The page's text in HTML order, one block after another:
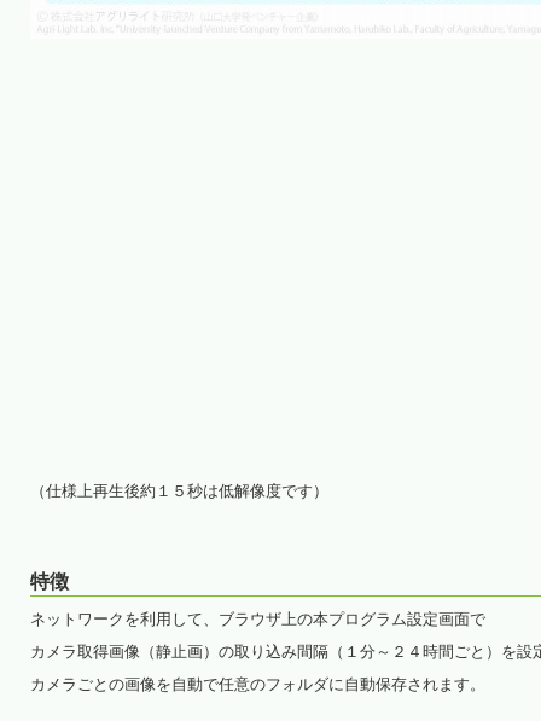
（仕様上再生後約１５秒は低解像度です）
特徴
ネットワークを利用して、ブラウザ上の本プログラム設定画面で
カメラ取得画像（静止画）の取り込み間隔（１分～２４時間ごと）を設
カメラごとの画像を自動で任意のフォルダに自動保存されます。